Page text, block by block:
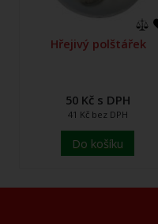
Hřejivý polštářek
50 Kč s DPH
41 Kč bez DPH
Do košíku